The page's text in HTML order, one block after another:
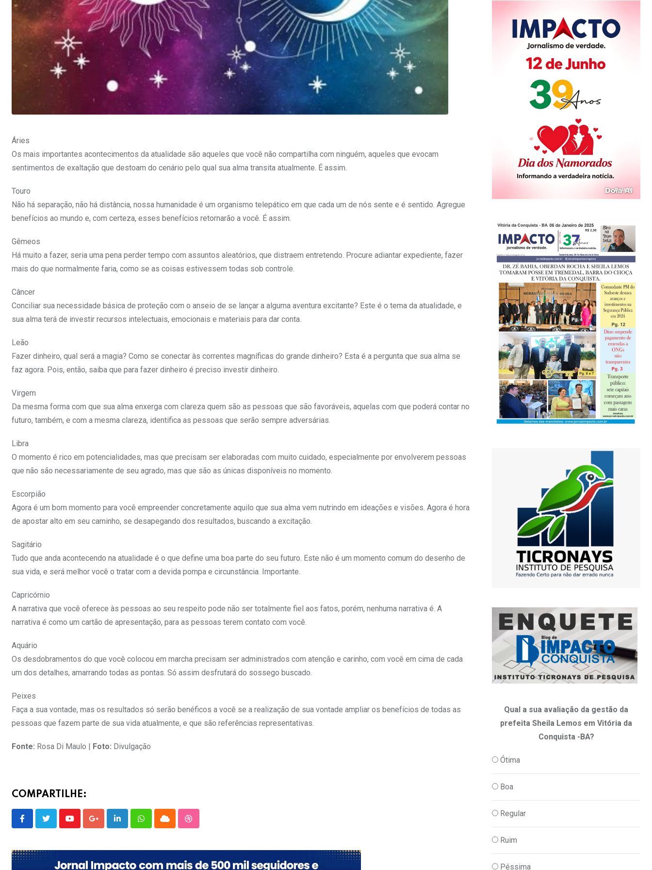
Áries
Os mais importantes acontecimentos da atualidade são aqueles que você não compartilha com ninguém, aqueles que evocam
sentimentos de exaltação que destoam do cenário pelo qual sua alma transita atualmente. É assim.
Touro
Não há separação, não há distância, nossa humanidade é um organismo telepático em que cada um de nós sente e é sentido. Agregue
benefícios ao mundo e, com certeza, esses benefícios retornarão a você. É assim.
Gêmeos
Há muito a fazer, seria uma pena perder tempo com assuntos aleatórios, que distraem entretendo. Procure adiantar expediente, fazer
mais do que normalmente faria, como se as coisas estivessem todas sob controle.
Câncer
Conciliar sua necessidade básica de proteção com o anseio de se lançar a alguma aventura excitante? Este é o tema da atualidade, e
sua alma terá de investir recursos intelectuais, emocionais e materiais para dar conta.
Leão
Fazer dinheiro, qual será a magia? Como se conectar às correntes magníficas do grande dinheiro? Esta é a pergunta que sua alma se
faz agora. Pois, então, saiba que para fazer dinheiro é preciso investir dinheiro.
Virgem
Da mesma forma com que sua alma enxerga com clareza quem são as pessoas que são favoráveis, aquelas com que poderá contar no
futuro, também, e com a mesma clareza, identifica as pessoas que serão sempre adversárias.
Libra
O momento é rico em potencialidades, mas que precisam ser elaboradas com muito cuidado, especialmente por envolverem pessoas
que não são necessariamente de seu agrado, mas que são as únicas disponíveis no momento.
Escorpião
Agora é um bom momento para você empreender concretamente aquilo que sua alma vem nutrindo em ideações e visões. Agora é hora
de apostar alto em seu caminho, se desapegando dos resultados, buscando a excitação.
Sagitário
Tudo que anda acontecendo na atualidade é o que define uma boa parte do seu futuro. Este não é um momento comum do desenho de
sua vida, e será melhor você o tratar com a devida pompa e circunstância. Importante.
Capricórnio
A narrativa que você oferece às pessoas ao seu respeito pode não ser totalmente fiel aos fatos, porém, nenhuma narrativa é. A
narrativa é como um cartão de apresentação, para as pessoas terem contato com você.
Aquário
Os desdobramentos do que você colocou em marcha precisam ser administrados com atenção e carinho, com você em cima de cada
um dos detalhes, amarrando todas as pontas. Só assim desfrutará do sossego buscado.
Peixes
Faça a sua vontade, mas os resultados só serão benéficos a você se a realização de sua vontade ampliar os benefícios de todas as
pessoas que fazem parte de sua vida atualmente, e que são referências representativas.
Fonte: Rosa Di Maulo | Foto: Divulgação
COMPARTILHE:
YoutubeGoogle+LinkedInWhatsappCloud StumbleUpon
Qual a sua avaliação da gestão da
prefeita Sheila Lemos em Vitória da
Conquista -BA?
Ótima
Boa
Regular
Ruim
Péssima